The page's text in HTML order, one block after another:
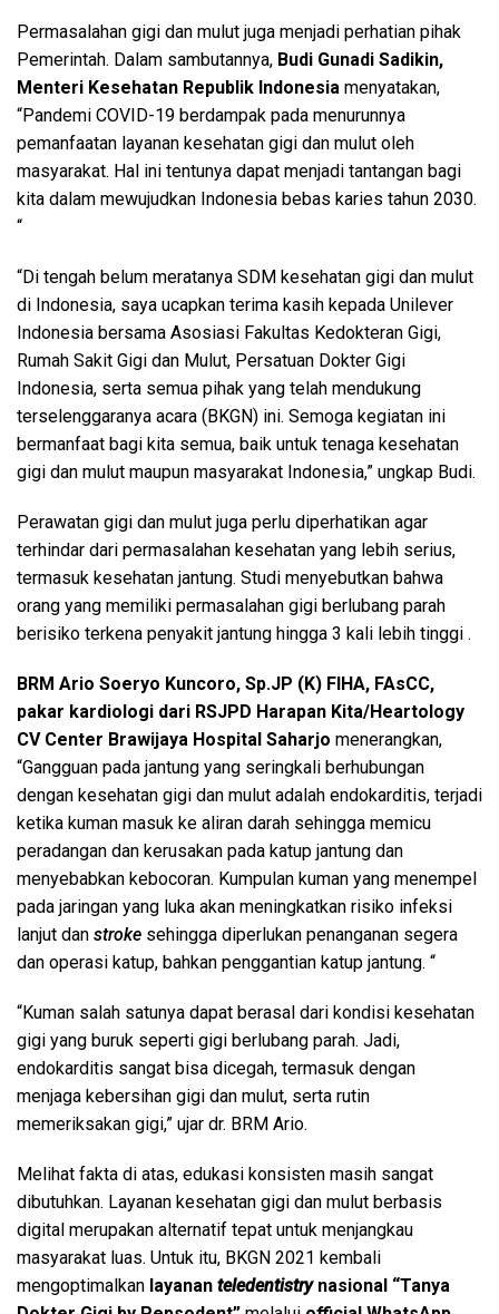
Permasalahan gigi dan mulut juga menjadi perhatian pihak
Pemerintah. Dalam sambutannya, Budi Gunadi Sadikin,
Menteri Kesehatan Republik Indonesia menyatakan,
“Pandemi COVID-19 berdampak pada menurunnya
pemanfaatan layanan kesehatan gigi dan mulut oleh
masyarakat. Hal ini tentunya dapat menjadi tantangan bagi
kita dalam mewujudkan Indonesia bebas karies tahun 2030.
“
“Di tengah belum meratanya SDM kesehatan gigi dan mulut
di Indonesia, saya ucapkan terima kasih kepada Unilever
Indonesia bersama Asosiasi Fakultas Kedokteran Gigi,
Rumah Sakit Gigi dan Mulut, Persatuan Dokter Gigi
Indonesia, serta semua pihak yang telah mendukung
terselenggaranya acara (BKGN) ini. Semoga kegiatan ini
bermanfaat bagi kita semua, baik untuk tenaga kesehatan
gigi dan mulut maupun masyarakat Indonesia,” ungkap Budi.
Perawatan gigi dan mulut juga perlu diperhatikan agar
terhindar dari permasalahan kesehatan yang lebih serius,
termasuk kesehatan jantung. Studi menyebutkan bahwa
orang yang memiliki permasalahan gigi berlubang parah
berisiko terkena penyakit jantung hingga 3 kali lebih tinggi .
BRM Ario Soeryo Kuncoro, Sp.JP (K) FIHA, FAsCC,
pakar kardiologi dari RSJPD Harapan Kita/Heartology
CV Center Brawijaya Hospital Saharjo menerangkan,
“Gangguan pada jantung yang seringkali berhubungan
dengan kesehatan gigi dan mulut adalah endokarditis, terjadi
ketika kuman masuk ke aliran darah sehingga memicu
peradangan dan kerusakan pada katup jantung dan
menyebabkan kebocoran. Kumpulan kuman yang menempel
pada jaringan yang luka akan meningkatkan risiko infeksi
lanjut dan stroke sehingga diperlukan penanganan segera
dan operasi katup, bahkan penggantian katup jantung. “
“Kuman salah satunya dapat berasal dari kondisi kesehatan
gigi yang buruk seperti gigi berlubang parah. Jadi,
endokarditis sangat bisa dicegah, termasuk dengan
menjaga kebersihan gigi dan mulut, serta rutin
memeriksakan gigi,” ujar dr. BRM Ario.
Melihat fakta di atas, edukasi konsisten masih sangat
dibutuhkan. Layanan kesehatan gigi dan mulut berbasis
digital merupakan alternatif tepat untuk menjangkau
masyarakat luas. Untuk itu, BKGN 2021 kembali
mengoptimalkan layanan teledentistry nasional “Tanya